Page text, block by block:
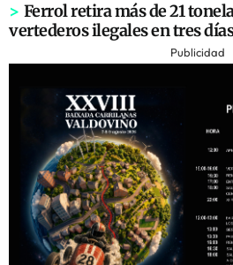
> Ferrol retira más de 21
vertederos ilegales en tres días
Publicidad